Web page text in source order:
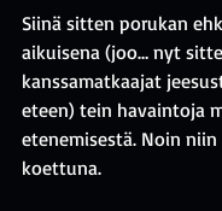
Siinä sitten porukan
aikuisena (joo… nyt
kanssamatkaajat
eteen) tein havaintoja
etenemisestä. Noin
koettuna.